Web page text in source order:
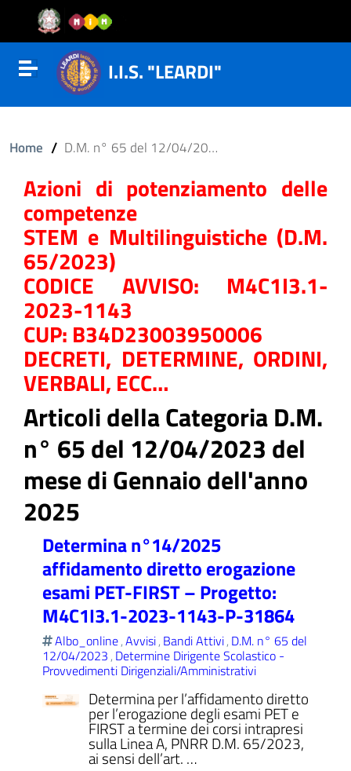
Vai al contenuto
Vail al menu di navigazione
Vai al footer
Attiva disattiva la navigazione
del sito
I.I.S. "LEARDI"
Home / D.M. n° 65 del 12/04/2023
Azioni di potenziamento delle
competenze
STEM e Multilinguistiche (D.M.
65/2023)
CODICE AVVISO: M4C1I3.1-
2023-1143
CUP: B34D23003950006
DECRETI, DETERMINE, ORDINI,
VERBALI, ECC…
Articoli della Categoria D.M.
n° 65 del 12/04/2023 del
mese di Gennaio dell'anno
2025
Determina n°14/2025
affidamento diretto erogazione
esami PET-FIRST – Progetto:
M4C1I3.1-2023-1143-P-31864
Albo_online,Avvisi, Bandi Attivi, D.M. n° 65 del
12/04/2023, Determine Dirigente Scolastico -
Provvedimenti Dirigenziali/Amministrativi
Determina per l’affidamento diretto
per l’erogazione degli esami PET e
FIRST a termine dei corsi intrapresi
sulla Linea A, PNRR D.M. 65/2023,
ai sensi dell’art. …